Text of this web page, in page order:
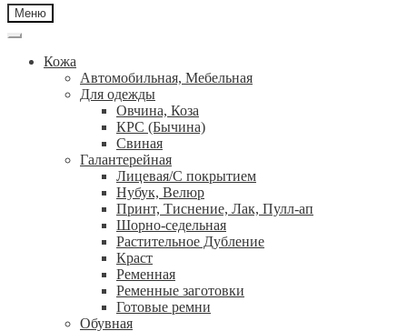
Меню
Кожа
Автомобильная, Мебельная
Для одежды
Овчина, Коза
КРС (Бычина)
Свиная
Галантерейная
Лицевая/С покрытием
Нубук, Велюр
Принт, Тиснение, Лак, Пулл-ап
Шорно-седельная
Растительное Дубление
Краст
Ременная
Ременные заготовки
Готовые ремни
Обувная